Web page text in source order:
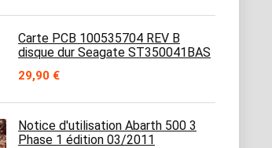
initial
était :
19,00 €.
actuel
est :
13,00 €.
Carte PCB 100535704 REV B
disque dur Seagate ST350041BAS
29,90 €
Notice d'utilisation Abarth 500 3
Phase 1 édition 03/2011